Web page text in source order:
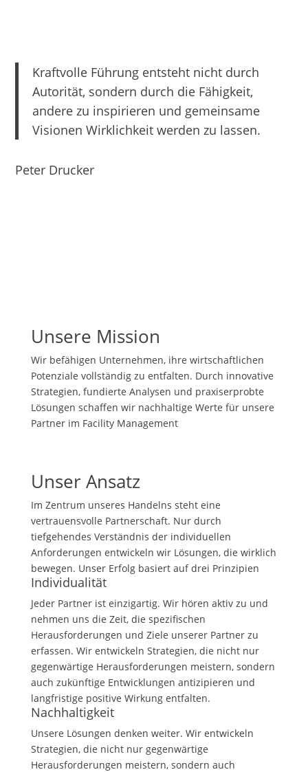
Kraftvolle Führung entsteht nicht durch
Autorität, sondern durch die Fähigkeit,
andere zu inspirieren und gemeinsame
Visionen Wirklichkeit werden zu lassen.
Peter Drucker
Unsere Mission
Wir befähigen Unternehmen, ihre wirtschaftlichen
Potenziale vollständig zu entfalten. Durch innovative
Strategien, fundierte Analysen und praxiserprobte
Lösungen schaffen wir nachhaltige Werte für unsere
Partner im Facility Management
Unser Ansatz
Im Zentrum unseres Handelns steht eine
vertrauensvolle Partnerschaft. Nur durch
tiefgehendes Verständnis der individuellen
Anforderungen entwickeln wir Lösungen, die wirklich
bewegen. Unser Erfolg basiert auf drei Prinzipien
Individualität
Jeder Partner ist einzigartig. Wir hören aktiv zu und
nehmen uns die Zeit, die spezifischen
Herausforderungen und Ziele unserer Partner zu
erfassen. Wir entwickeln Strategien, die nicht nur
gegenwärtige Herausforderungen meistern, sondern
auch zukünftige Entwicklungen antizipieren und
langfristige positive Wirkung entfalten.
Nachhaltigkeit
Unsere Lösungen denken weiter. Wir entwickeln
Strategien, die nicht nur gegenwärtige
Herausforderungen meistern, sondern auch